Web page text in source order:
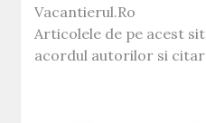
Vacantierul.Ro
Articolele de pe acest
acordul autorilor si